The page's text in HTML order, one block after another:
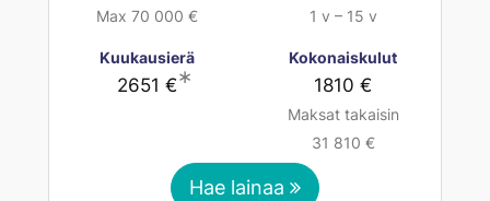
Max 70 000 € 1 v – 15 v
Kuukausierä
2651 €∗
Kokonaiskulut
1810 €
Maksat takaisin
31 810 €
Hae lainaa